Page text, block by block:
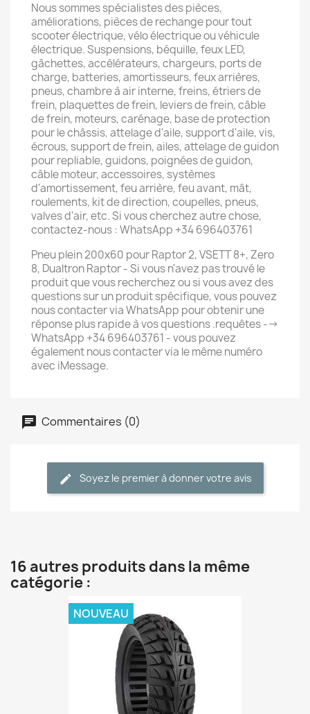
Nous sommes spécialistes des pièces,
améliorations, pièces de rechange pour tout
scooter électrique, vélo électrique ou véhicule
électrique. Suspensions, béquille, feux LED,
gâchettes, accélérateurs, chargeurs, ports de
charge, batteries, amortisseurs, feux arrières,
pneus, chambre à air interne, freins, étriers de
frein, plaquettes de frein, leviers de frein, câble
de frein, moteurs, carénage, base de protection
pour le châssis, attelage d'aile, support d'aile, vis,
écrous, support de frein, ailes, attelage de guidon
pour repliable, guidons, poignées de guidon,
câble moteur, accessoires, systèmes
d'amortissement, feu arrière, feu avant, mât,
roulements, kit de direction, coupelles, pneus,
valves d'air, etc. Si vous cherchez autre chose,
contactez-nous : WhatsApp +34 696403761
Pneu plein 200x60 pour Raptor 2, VSETT 8+, Zero
8, Dualtron Raptor - Si vous n'avez pas trouvé le
produit que vous recherchez ou si vous avez des
questions sur un produit spécifique, vous pouvez
nous contacter via WhatsApp pour obtenir une
réponse plus rapide à vos questions .requêtes -->
WhatsApp +34 696403761 - vous pouvez
également nous contacter via le même numéro
avec iMessage.
Commentaires (0)
Soyez le premier à donner votre avis
16 autres produits dans la même
catégorie :
NOUVEAU